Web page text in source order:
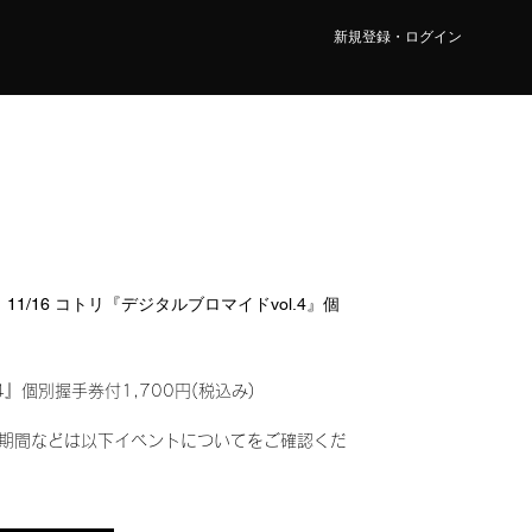
新規登録・ログイン
11/16 コトリ『デジタルブロマイドvol.4』個
』個別握手券付1,700円(税込み)
間などは以下イベントについてをご確認くだ